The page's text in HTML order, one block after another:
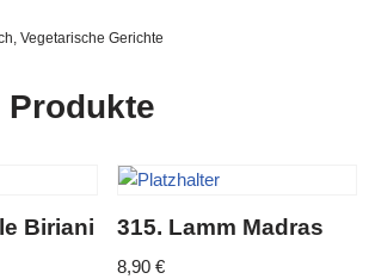
, Vegetarische Gerichte
Biriani 315. Lamm Madras
8,90€